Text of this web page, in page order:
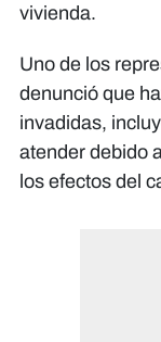
vivienda.
Uno de los
denunció que
invadidas,
atender debido
los efectos del